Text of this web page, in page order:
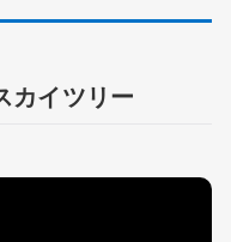
カイツリー